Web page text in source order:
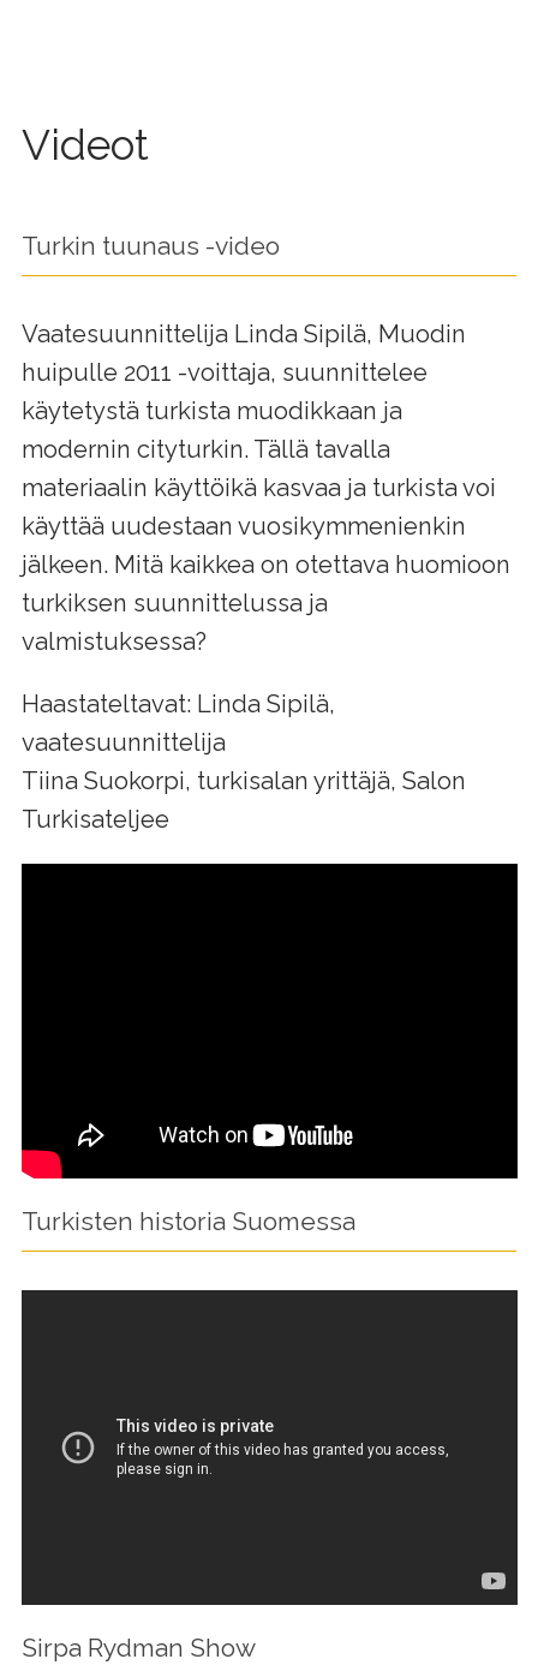
Videot
Turkin tuunaus -video
Vaatesuunnittelija Linda Sipilä, Muodin
huipulle 2011 -voittaja, suunnittelee
käytetystä turkista muodikkaan ja
modernin cityturkin. Tällä tavalla
materiaalin käyttöikä kasvaa ja turkista voi
käyttää uudestaan vuosikymmenienkin
jälkeen. Mitä kaikkea on otettava huomioon
turkiksen suunnittelussa ja
valmistuksessa?
Haastateltavat: Linda Sipilä,
vaatesuunnittelija
Tiina Suokorpi, turkisalan yrittäjä, Salon
Turkisateljee
Turkisten historia Suomessa
Sirpa Rydman Show